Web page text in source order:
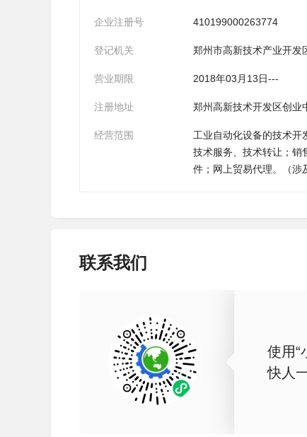
企业注册号 410199000263774
登记机关 郑州市高新技术产业开发
营业期限 2018年03月13日---
注册地址 郑州高新技术开发区创业
经营范围
工业自动化设备的技术开
技术服务、技术转让；销
件；网上贸易代理。（涉
联系我们
使用“
快人